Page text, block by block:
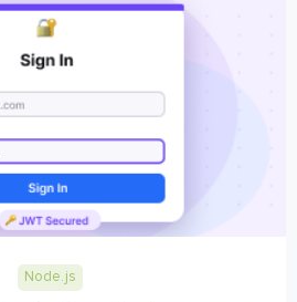
Node.js